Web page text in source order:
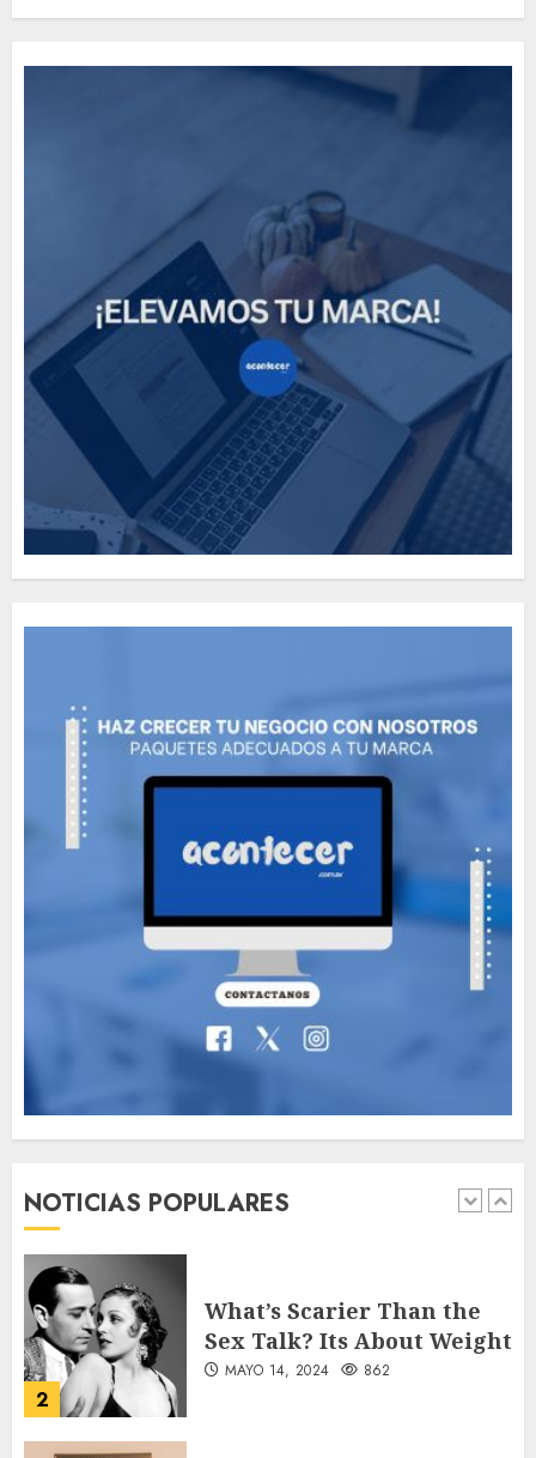
AGOSTO 4, 2026 59
NOTICIAS POPULARES
Need to Know About the
Classic Cars in a Retro
The full story of
Thailand’s extraordinary
cave rescue
Valentino Goes
Deliberately Feminine for
Fall 2018
MAYO 16, 2024
1
Searching for the
forgotten heroes of World
MAYO 14, 2024
2
What’s Scarier Than the
Sex Talk? Its About Weight
MAYO 14, 2024 862